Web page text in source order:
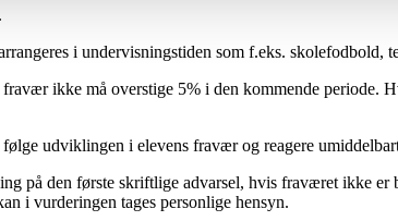
i undervisningstiden som f.eks. skolefodbold,
ikke må overstige 5% i den kommende periode.
udviklingen i elevens fravær og reagere
på den første skriftlige advarsel, hvis fraværet ikke
i vurderingen tages personlige hensyn.